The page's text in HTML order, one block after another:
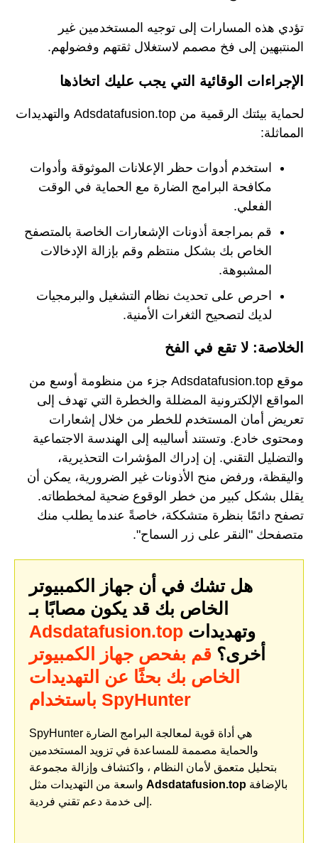
تؤدي هذه المسارات إلى توجيه المستخدمين غير
المنتبهين إلى فخ مصمم لاستغلال ثقتهم وفضولهم.
الإجراءات الوقائية التي يجب عليك اتخاذها
لحماية بيئتك الرقمية من Adsdatafusion.top والتهديدات
المماثلة:
استخدم أدوات حظر الإعلانات الموثوقة وأدوات
مكافحة البرامج الضارة مع الحماية في الوقت
الفعلي.
قم بمراجعة أذونات الإشعارات الخاصة بالمتصفح
الخاص بك بشكل منتظم وقم بإزالة الإدخالات
المشبوهة.
احرص على تحديث نظام التشغيل والبرمجيات
لديك لتصحيح الثغرات الأمنية.
الخلاصة: لا تقع في الفخ
موقع Adsdatafusion.top جزء من منظومة أوسع من
المواقع الإلكترونية المضللة والخطرة التي تهدف إلى
تعريض أمان المستخدم للخطر من خلال إشعارات
ومحتوى خادع. وتستند أساليبه إلى الهندسة الاجتماعية
والتضليل التقني. إن إدراك المؤشرات التحذيرية،
واليقظة، ورفض منح الأذونات غير الضرورية، يمكن أن
يقلل بشكل كبير من خطر الوقوع ضحية لمخططاته.
تصفح دائمًا بنظرة متشككة، خاصةً عندما يطلب منك
متصفحك "النقر على زر السماح".
هل تشك في أن جهاز الكمبيوتر
الخاص بك قد يكون مصابًا بـ
Adsdatafusion.top
أخرى؟ قم بفحص جهاز الكمبيوتر
الخاص بك بحثًا عن التهديدات
باستخدام SpyHunter
SpyHunter هي أداة قوية لمعالجة البرامج الضارة
والحماية مصممة للمساعدة في تزويد المستخدمين
بتحليل متعمق لأمان النظام ، واكتشاف وإزالة مجموعة
Adsdatafusion.top
إلى خدمة دعم تقني فردية.